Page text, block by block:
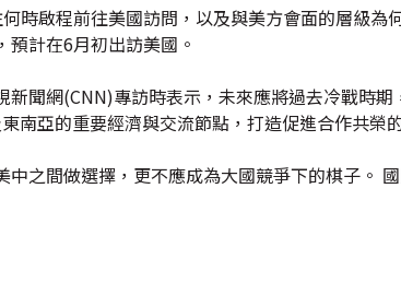
時啟程前往美國訪問，以及與美方會面的層級
計在6月初出訪美國。
新聞網(CNN)專訪時表示，未來應將過去冷戰時
南亞的重要經濟與交流節點，打造促進合作共榮
中之間做選擇，更不應成為大國競爭下的棋子。